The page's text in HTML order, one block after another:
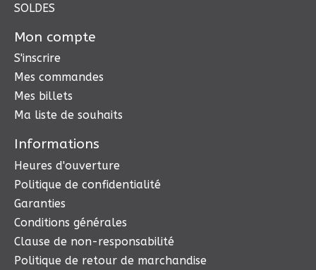
SOLDES
Mon compte
S'inscrire
Mes commandes
Mes billets
Ma liste de souhaits
Informations
Heures d'ouverture
Politique de confidentialité
Garanties
Conditions générales
Clause de non-responsabilité
Politique de retour de marchandise